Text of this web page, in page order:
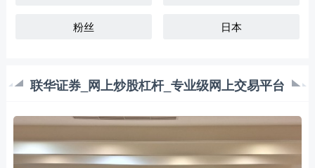
粉丝 日本
联华证券_网上炒股杠杆_专业级网上交易平台